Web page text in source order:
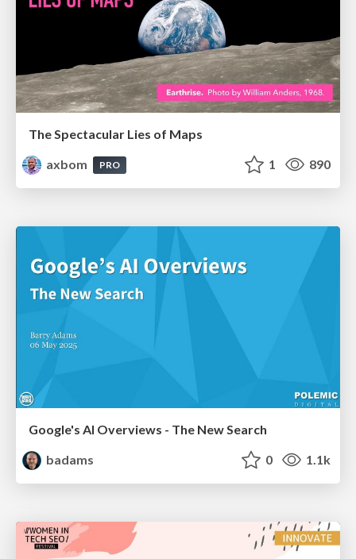
The Spectacular Lies of Maps
axbom
PRO 1 890
Google's AI Overviews - The New Search
badams
0 1.1k